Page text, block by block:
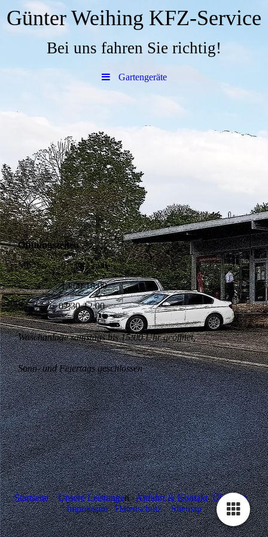
Günter Weihing KFZ-Service
Bei uns fahren Sie richtig!
Gartengeräte
Öffnungszeiten
Mo.-Fr. 07:30-12:00
13:00-18:00
Sa. 07:30-12:00
Waschanlage samstags bis 15:00 Uhr geöffnet,
Sonn- und Feiertags geschlossen
Startseite Unsere LeistungenAnfahrt & Kontakt Über uns
Impressum
Datenschutz Sitemap